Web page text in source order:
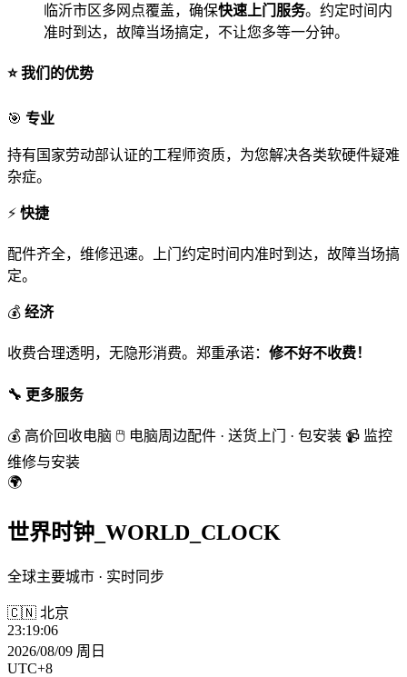
临沂市区多网点覆盖，确保快速上门服务。约定时间内
准时到达，故障当场搞定，不让您多等一分钟。
⭐ 我们的优势
🎯 专业
持有国家劳动部认证的工程师资质，为您解决各类软硬件疑难
杂症。
⚡ 快捷
配件齐全，维修迅速。上门约定时间内准时到达，故障当场搞
定。
💰 经济
收费合理透明，无隐形消费。郑重承诺： 修不好不收费！
🔧 更多服务
💰 高价回收电脑 🖱️ 电脑周边配件 · 送货上门 · 包安装 📹 监控
维修与安装
🌍
世界时钟 _WORLD_CLOCK
全球主要城市 · 实时同步
🇨🇳 北京
23:19:08
2026/08/09 周日
UTC+8